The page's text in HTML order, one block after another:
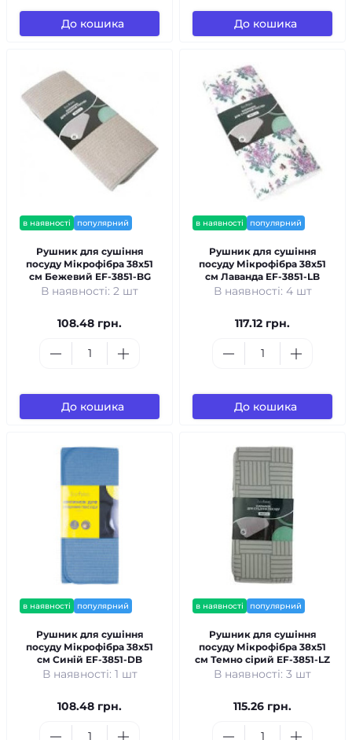
До кошика До кошика
в наявності популярний
Рушник для сушіння
посуду Мікрофібра 38x51
см Бежевий EF-3851-BG
В наявності: 2 шт
108.48 грн.
До кошика
в наявності популярний
Рушник для сушіння
посуду Мікрофібра 38x51
см Лаванда EF-3851-LB
В наявності: 4 шт
117.12 грн.
До кошика
в наявності популярний
Рушник для сушіння
посуду Мікрофібра 38x51
см Синій EF-3851-DB
В наявності: 1 шт
108.48 грн.
в наявності популярний
Рушник для сушіння
посуду Мікрофібра 38x51
см Темно сірий EF-3851-LZ
В наявності: 3 шт
115.26 грн.